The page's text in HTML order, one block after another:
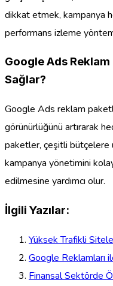
dikkat etmek, kampanya
performans izleme
Google Ads
Sağlar?
Google Ads reklam
görünürlüğünü artırarak
paketler, çeşitli bütçelere
kampanya yönetimini
edilmesine yardımcı olur.
İlgili Yazılar:
Yüksek Trafikli
Google Reklamları
Finansal Sektörde